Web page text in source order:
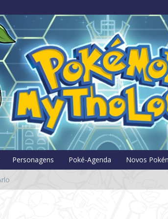
Personagens Poké-Agenda Novos